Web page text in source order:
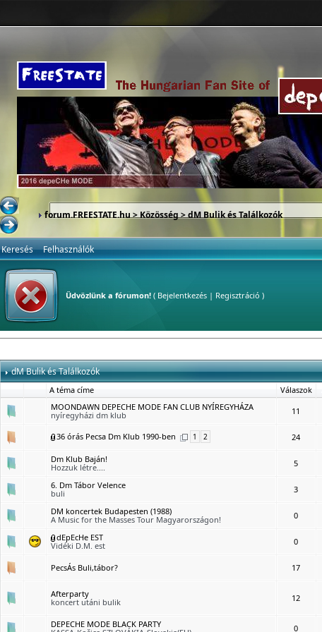
forum.FREESTATE.hu>Közösség>dM Bulik és Találkozók
Keresés Felhasználók
Üdvözlünk a fórumon!( Bejelentkezés| Regisztráció )
dM Bulik és Találkozók
A téma címe
Válaszok
MOONDAWN DEPECHE MODE FAN CLUB NYÍREGYHÁZA
nyíregyházi dm klub
11
36 órás Pecsa Dm Klub 1990-ben 1 2 24
Dm Klub Baján!
Hozzuk létre....
5
6. Dm Tábor Velence
buli
3
DM koncertek Budapesten (1988)
A Music for the Masses Tour Magyarországon!
0
dEpEcHe EST
Vidéki D.M. est
0
PecsÁs Buli,tábor? 17
Afterparty
koncert utáni bulik
12
DEPECHE MODE BLACK PARTY
0